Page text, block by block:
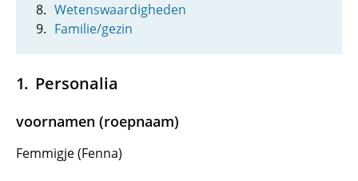
Wetenswaardigheden
Familie/gezin
Personalia
voornamen (roepnaam)
Femmigje (Fenna)